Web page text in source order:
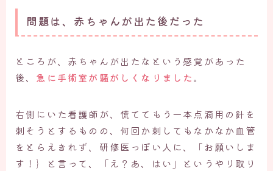
問題は、赤ちゃんが出た後だった
ところが、赤ちゃんが出たなという感覚があった
後、 急に手術室が騒がしくなりました。
右側にいた看護師が、慌ててもう一本点滴用の針を
刺そうとするものの、何回か刺してもなかなか血管
をとらえきれず、研修医っぽい人に、「お願いしま
す！｝と言って、「え？あ、はい」というやり取り